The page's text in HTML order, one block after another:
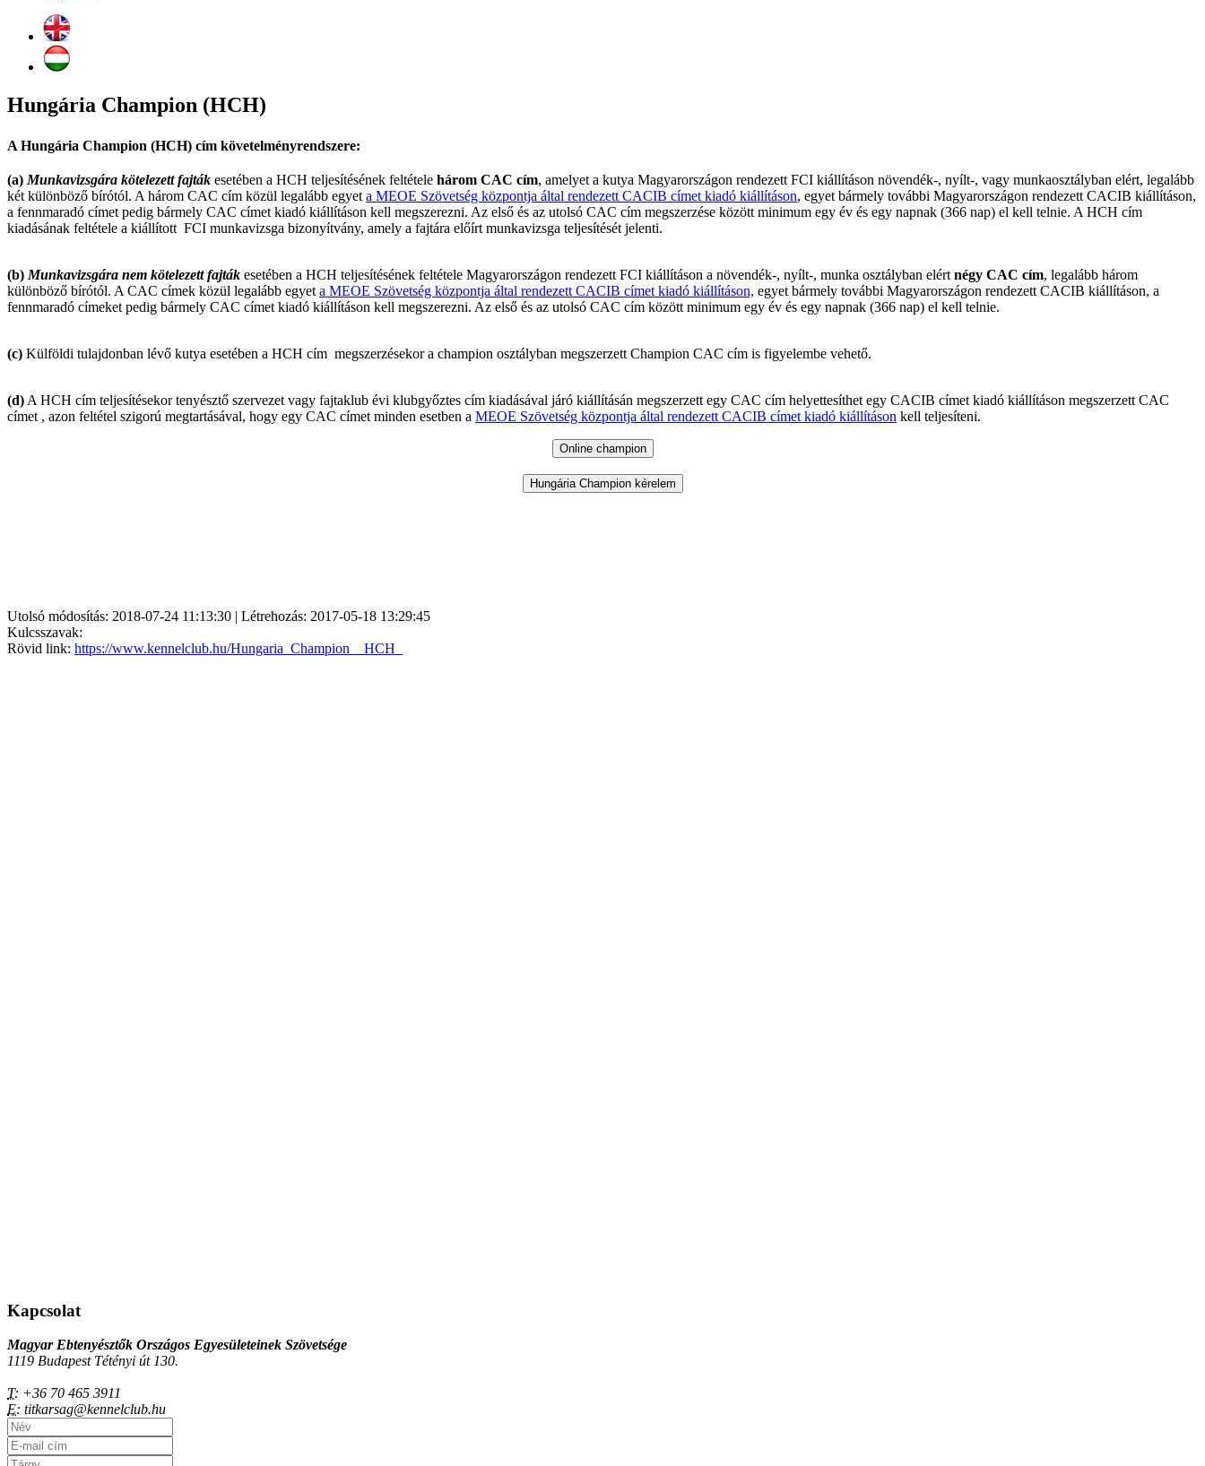
Hungária Champion (HCH)
A Hungária Champion (HCH) cím követelményrendszere:
(a) Munkavizsgára kötelezett fajták esetében a HCH teljesítésének feltétele három CAC cím, amelyet a kutya Magyarországon rendezett FCI kiállításon növendék-, nyílt-, vagy munkaosztályban elért, legalább
két különböző bírótól. A három CAC cím közül legalább egyet a MEOE Szövetség központja által rendezett CACIB címet kiadó kiállításon, egyet bármely további Magyarországon rendezett CACIB kiállításon,
a fennmaradó címet pedig bármely CAC címet kiadó kiállításon kell megszerezni. Az első és az utolsó CAC cím megszerzése között minimum egy év és egy napnak (366 nap) el kell telnie. A HCH cím
kiadásának feltétele a kiállított FCI munkavizsga bizonyítvány, amely a fajtára előírt munkavizsga teljesítését jelenti.
(b) Munkavizsgára nem kötelezett fajták esetében a HCH teljesítésének feltétele Magyarországon rendezett FCI kiállításon a növendék-, nyílt-, munka osztályban elért négy CAC cím, legalább három
különböző bírótól. A CAC címek közül legalább egyet a MEOE Szövetség központja által rendezett CACIB címet kiadó kiállításon, egyet bármely további Magyarországon rendezett CACIB kiállításon, a
fennmaradó címeket pedig bármely CAC címet kiadó kiállításon kell megszerezni. Az első és az utolsó CAC cím között minimum egy év és egy napnak (366 nap) el kell telnie.
(c) Külföldi tulajdonban lévő kutya esetében a HCH cím megszerzésekor a champion osztályban megszerzett Champion CAC cím is figyelembe vehető.
(d) A HCH cím teljesítésekor tenyésztő szervezet vagy fajtaklub évi klubgyőztes cím kiadásával járó kiállításán megszerzett egy CAC cím helyettesíthet egy CACIB címet kiadó kiállításon megszerzett CAC
címet , azon feltétel szigorú megtartásával, hogy egy CAC címet minden esetben a MEOE Szövetség központja által rendezett CACIB címet kiadó kiállításon kell teljesíteni.
Utolsó módosítás: 2018-07-24 11:13:30 | Létrehozás: 2017-05-18 13:29:45
Kulcsszavak:
Rövid link: https://www.kennelclub.hu/Hungaria_Champion__HCH_
Kapcsolat
Magyar Ebtenyésztők Országos Egyesületeinek Szövetsége
1119 Budapest Tétényi út 130.
T: +36 70 465 3911
E: titkarsag@kennelclub.hu